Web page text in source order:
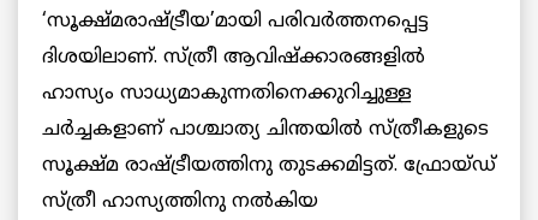
‘സൂക്ഷ്മരാഷ്ട്രീയ’മായി പരിവര്‍ത്തനപ്പെട്ട
ദിശയിലാണ്. സ്ത്രീ ആവിഷ്ക്കാരങ്ങളില്‍
ഹാസ്യം സാധ്യമാകുന്നതിനെക്കുറിച്ചുള്ള
ചര്‍ച്ചകളാണ് പാശ്ചാത്യ ചിന്തയില്‍ സ്ത്രീകളുടെ
സൂക്ഷ്മ രാഷ്ട്രീയത്തിനു തുടക്കമിട്ടത്. ഫ്രോയ്ഡ്
സ്ത്രീ ഹാസ്യത്തിനു നല്‍കിയ